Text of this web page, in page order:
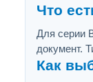
Что
Для серии
документ.
Как